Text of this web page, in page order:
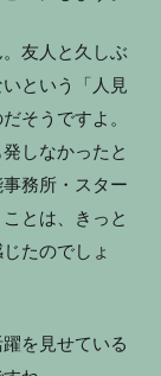
友人と久しぶ
という「人見
そうですよ。
しなかったと
務所・スター
とは、きっと
たのでしょ
を見せている